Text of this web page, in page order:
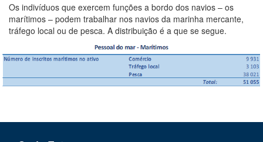
Os indivíduos que exercem funções a bordo dos navios – os
marítimos – podem trabalhar nos navios da marinha mercante,
tráfego local ou de pesca. A distribuição é a que se segue.